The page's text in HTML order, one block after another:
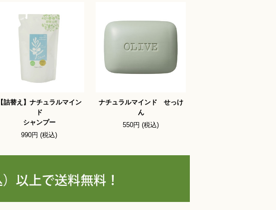
【詰替え】ナチュラルマイン
ド
シャンプー
990円 (税込)
ナチュラルマインド せっけ
ん
550円 (税込)